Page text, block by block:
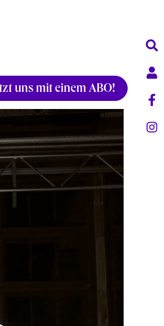
uns mit einem ABO!